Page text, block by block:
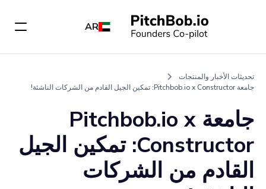
AR
تحديثات الأخبار والمنتجات
جامعة Pitchbob.io x Constructor: تمكين الجيل القادم من الشركات الناشئة!
جامعة Pitchbob.io x
Constructor: تمكين الجيل
القادم من الشركات